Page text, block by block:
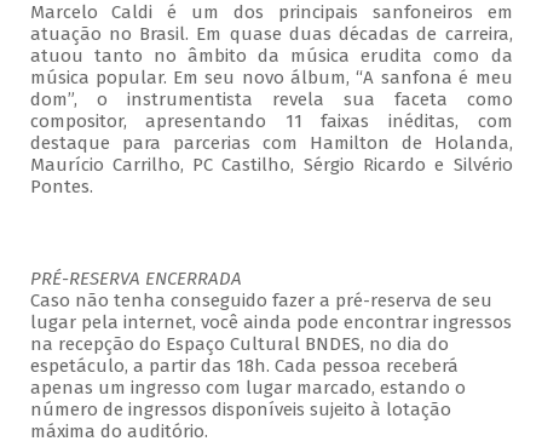
Marcelo Caldi é um dos principais sanfoneiros em
atuação no Brasil. Em quase duas décadas de carreira,
atuou tanto no âmbito da música erudita como da
música popular. Em seu novo álbum, “A sanfona é meu
dom”, o instrumentista revela sua faceta como
compositor, apresentando 11 faixas inéditas, com
destaque para parcerias com Hamilton de Holanda,
Maurício Carrilho, PC Castilho, Sérgio Ricardo e Silvério
Pontes.
PRÉ-RESERVA ENCERRADA
Caso não tenha conseguido fazer a pré-reserva de seu
lugar pela internet, você ainda pode encontrar ingressos
na recepção do Espaço Cultural BNDES, no dia do
espetáculo, a partir das 18h. Cada pessoa receberá
apenas um ingresso com lugar marcado, estando o
número de ingressos disponíveis sujeito à lotação
máxima do auditório.